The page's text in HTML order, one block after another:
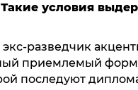
условия
экс-разведчик
приемлемый
последуют